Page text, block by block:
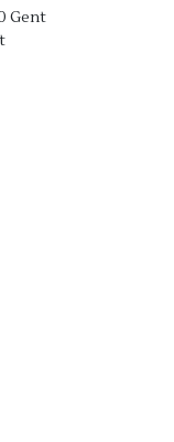
Gent